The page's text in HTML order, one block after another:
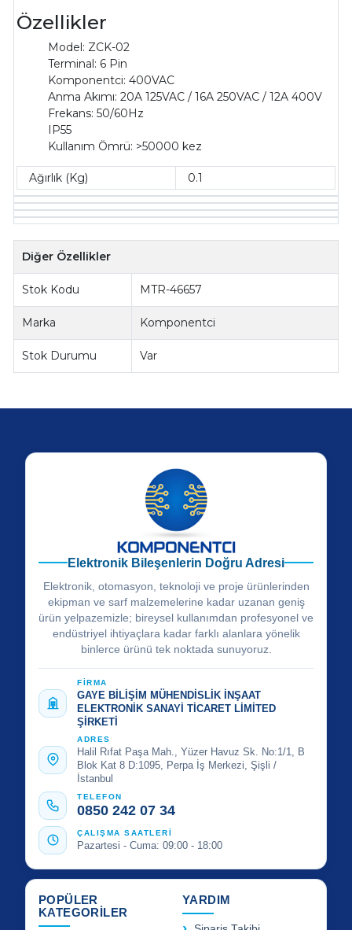
Özellikler
Model: ZCK-02
Terminal: 6 Pin
Komponentci: 400VAC
Anma Akımı: 20A 125VAC / 16A 250VAC / 12A 400V
Frekans: 50/60Hz
IP55
Kullanım Ömrü: >50000 kez
Ağırlık (Kg) 0.1
Diğer Özellikler
Stok Kodu MTR-46657
Marka Komponentci
Stok Durumu Var
Elektronik Bileşenlerin Doğru Adresi
Elektronik, otomasyon, teknoloji ve proje ürünlerinden
ekipman ve sarf malzemelerine kadar uzanan geniş
ürün yelpazemizle; bireysel kullanımdan profesyonel ve
endüstriyel ihtiyaçlara kadar farklı alanlara yönelik
binlerce ürünü tek noktada sunuyoruz.
FİRMA
GAYE BİLİŞİM MÜHENDİSLİK İNŞAAT
ELEKTRONİK SANAYİ TİCARET LİMİTED
ŞİRKETİ
ADRES
Halil Rıfat Paşa Mah., Yüzer Havuz Sk. No:1/1, B
Blok Kat 8 D:1095, Perpa İş Merkezi, Şişli /
İstanbul
TELEFON
0850 242 07 34
ÇALIŞMA SAATLERİ
Pazartesi - Cuma: 09:00 - 18:00
POPÜLER
KATEGORİLER
YARDIM